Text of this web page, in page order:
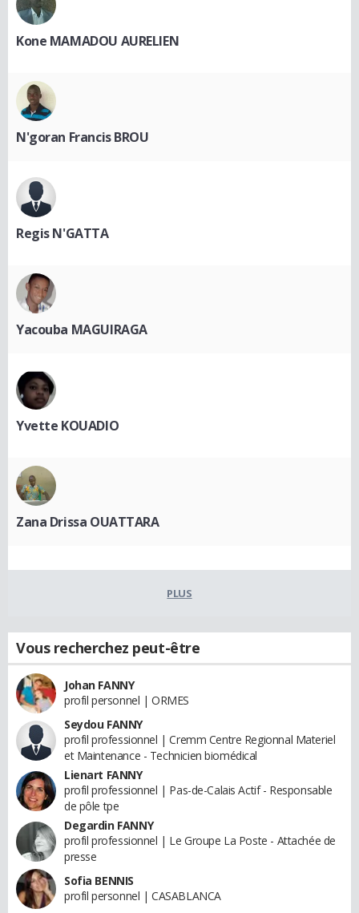
Kone MAMADOU AURELIEN
N'goran Francis BROU
Regis N'GATTA
Yacouba MAGUIRAGA
Yvette KOUADIO
Zana Drissa OUATTARA
PLUS
Vous recherchez peut-être
Johan FANNY
profil personnel | ORMES
Seydou FANNY
profil professionnel | Cremm Centre Regionnal Materiel
et Maintenance - Technicien biomédical
Lienart FANNY
profil professionnel | Pas-de-Calais Actif - Responsable
de pôle tpe
Degardin FANNY
profil professionnel | Le Groupe La Poste - Attachée de
presse
Sofia BENNIS
profil personnel | CASABLANCA